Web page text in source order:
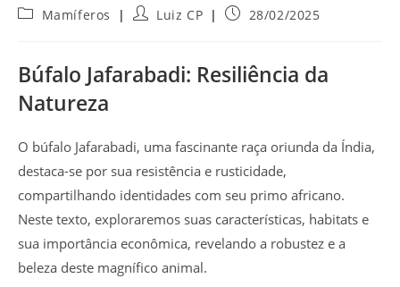
Categoria
Mamíferos
AutorLuiz CP
Post28/02/2025
Búfalo Jafarabadi: Resiliência da
Natureza
O búfalo Jafarabadi, uma fascinante raça oriunda da Índia,
destaca-se por sua resistência e rusticidade,
compartilhando identidades com seu primo africano.
Neste texto, exploraremos suas características, habitats e
sua importância econômica, revelando a robustez e a
beleza deste magnífico animal.